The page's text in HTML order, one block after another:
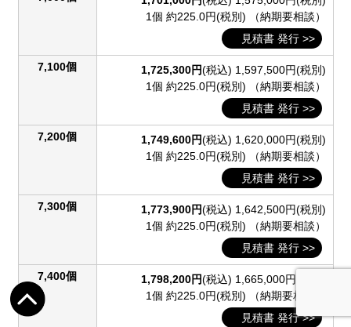
1個 約225.0円(税別) （納期要相談）
見積書 発行 >>
7,100個 1,725,300円(税込) 1,597,500円(税別)
1個 約225.0円(税別) （納期要相談）
見積書 発行 >>
7,200個 1,749,600円(税込) 1,620,000円(税別)
1個 約225.0円(税別) （納期要相談）
見積書 発行 >>
7,300個 1,773,900円(税込) 1,642,500円(税別)
1個 約225.0円(税別) （納期要相談）
見積書 発行 >>
7,400個 1,798,200円(税込) 1,665,000円(税別)
1個 約225.0円(税別) （納期要相談）
見積書 発行 >>